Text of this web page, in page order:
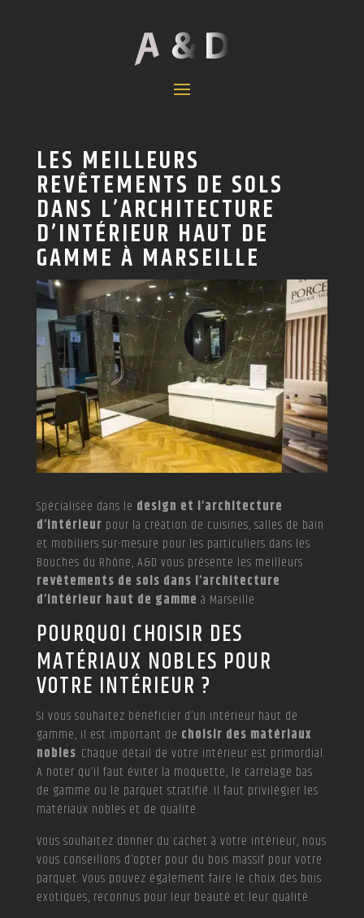
LES MEILLEURS
REVÊTEMENTS DE SOLS
DANS L’ARCHITECTURE
D’INTÉRIEUR HAUT DE
GAMME À MARSEILLE
Spécialisée dans le design et l’architecture
d’intérieur pour la création de cuisines, salles de bain
et mobiliers sur-mesure pour les particuliers dans les
Bouches du Rhône, A&D vous présente les meilleurs
revêtements de sols dans l’architecture
d’intérieur haut de gamme à Marseille.
POURQUOI CHOISIR DES
MATÉRIAUX NOBLES POUR
VOTRE INTÉRIEUR ?
Si vous souhaitez bénéficier d’un intérieur haut de
gamme, il est important de choisir des matériaux
nobles. Chaque détail de votre intérieur est primordial.
A noter qu’il faut éviter la moquette, le carrelage bas
de gamme ou le parquet stratifié. Il faut privilégier les
matériaux nobles et de qualité.
Vous souhaitez donner du cachet à votre intérieur, nous
vous conseillons d’opter pour du bois massif pour votre
parquet. Vous pouvez également faire le choix des bois
exotiques, reconnus pour leur beauté et leur qualité.